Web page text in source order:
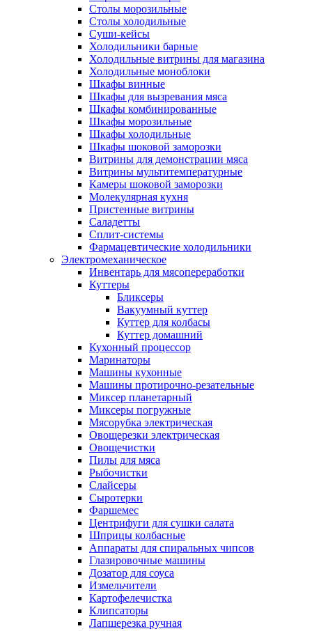
Столы морозильные
Столы холодильные
Суши-кейсы
Холодильники барные
Холодильные витрины для магазина
Холодильные моноблоки
Шкафы винные
Шкафы для вызревания мяса
Шкафы комбинированные
Шкафы морозильные
Шкафы холодильные
Шкафы шоковой заморозки
Витрины для демонстрации мяса
Витрины мультитемпературные
Камеры шоковой заморозки
Молекулярная кухня
Пристенные витрины
Саладетты
Сплит-системы
Фармацевтические холодильники
Электромеханическое
Инвентарь для мясопереработки
Куттеры
Бликсеры
Вакуумный куттер
Куттер для колбасы
Куттер домашний
Кухонный процессор
Маринаторы
Машины кухонные
Машины протирочно-резательные
Миксер планетарный
Миксеры погружные
Мясорубка электрическая
Овощерезки электрическая
Овощечистки
Пилы для мяса
Рыбочистки
Слайсеры
Сыротерки
Фаршемес
Центрифуги для сушки салата
Шприцы колбасные
Аппараты для спиральных чипсов
Глазировочные машины
Дозатор для соуса
Измельчители
Картофелечистка
Клипсаторы
Лапшерезка ручная